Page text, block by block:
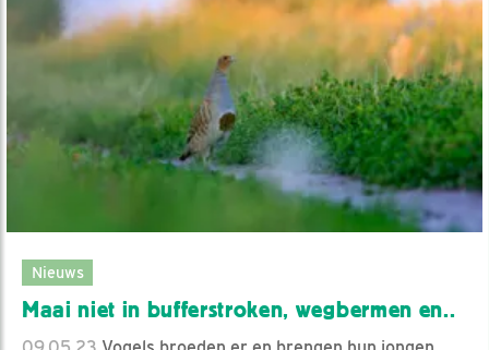
Nieuws
Maai niet in bufferstroken, wegbermen en..